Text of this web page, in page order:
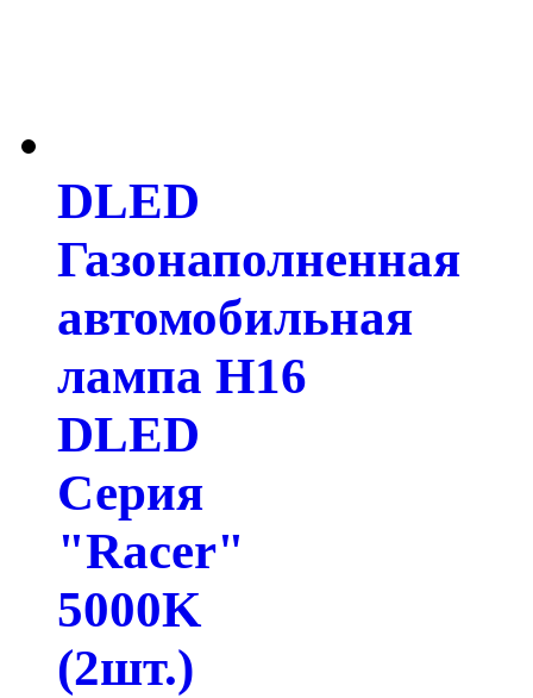
DLED
Газонаполненная
автомобильная
лампа H16
DLED
Серия
"Racer"
5000K
(2шт.)